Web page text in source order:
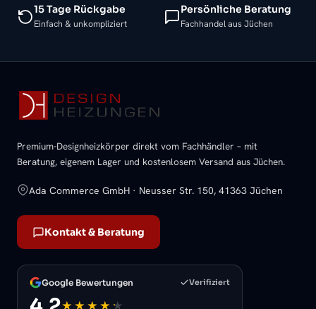
15 Tage Rückgabe
Einfach & unkompliziert
Persönliche Beratung
Fachhandel aus Jüchen
Premium-Designheizkörper direkt vom Fachhändler – mit
Beratung, eigenem Lager und kostenlosem Versand aus Jüchen.
Ada Commerce GmbH · Neusser Str. 150, 41363 Jüchen
Kontakt & Beratung
Google Bewertungen Verifiziert